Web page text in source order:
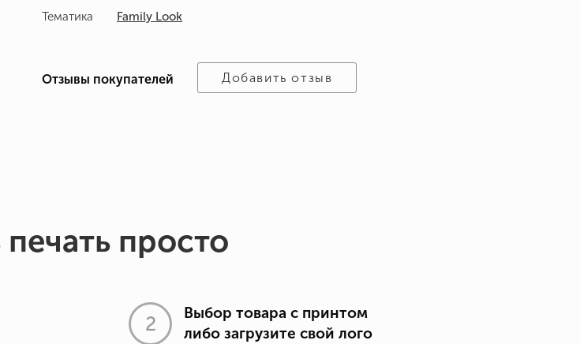
Тематика
Family Look
Отзывы покупателей Добавить отзыв
печать просто
Выбор товара с принтом
либо загрузите свой лого